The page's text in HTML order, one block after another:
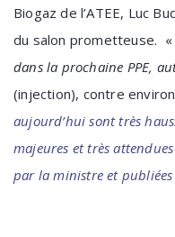
Biogaz de l’ATEE, Luc
du salon prometteuse.
dans la prochaine PPE,
(injection), contre
aujourd’hui sont très
majeures et très
par la ministre et